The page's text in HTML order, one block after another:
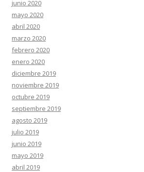
junio 2020
mayo 2020
abril 2020
marzo 2020
febrero 2020
enero 2020
diciembre 2019
noviembre 2019
octubre 2019
septiembre 2019
agosto 2019
julio 2019
junio 2019
mayo 2019
abril 2019